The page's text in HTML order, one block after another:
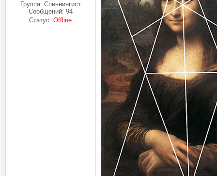
Группа: Спиннингист
Сообщений: 94
Статус:Offline